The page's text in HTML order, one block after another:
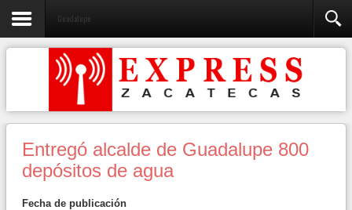
Guadalupe
Entregó alcalde de Guadalupe 800
depósitos de agua
Fecha de publicación